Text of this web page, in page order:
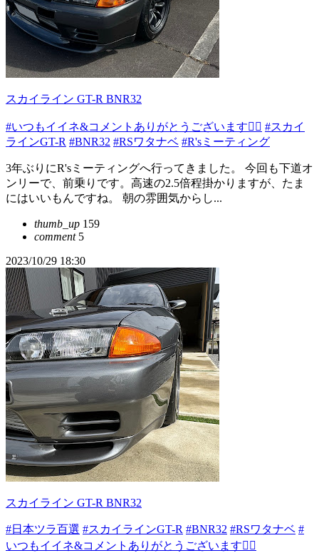
スカイライン GT-R BNR32
#いつもイイネ&コメントありがとうございます🙇‍♂️ #スカイ
ラインGT-R #BNR32 #RSワタナベ #R'sミーティング
3年ぶりにR'sミーティングへ行ってきました。 今回も下道オ
ンリーで、前乗りです。高速の2.5倍程掛かりますが、たま
にはいいもんですね。 朝の雰囲気からし...
thumb_up 159
comment5
2023/10/29 18:30
スカイライン GT-R BNR32
#日本ツラ百選 #スカイラインGT-R #BNR32 #RSワタナベ #
いつもイイネ&コメントありがとうございます🙇‍♂️